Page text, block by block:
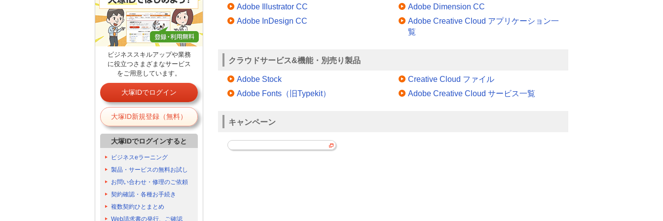
Adobe Illustrator CC
Adobe InDesign CC
Adobe Dimension CC
Adobe Creative Cloud アプリケーション一
覧
クラウドサービス&機能・別売り製品
Adobe Stock
Adobe Fonts（旧Typekit）
Creative Cloud ファイル
Adobe Creative Cloud サービス一覧
キャンペーン
ビジネススキルアップや業務
に役立つさまざまなサービス
をご用意しています。
大塚IDでログイン
大塚ID新規登録（無料）
大塚IDでログインすると
ビジネスeラーニング
製品・サービスの無料お試し
お問い合わせ・修理のご依頼
契約確認・各種お手続き
複数契約ひとまとめ
Web請求書の発行、ご確認